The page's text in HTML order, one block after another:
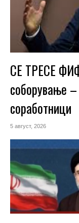
СЕ ТРЕСЕ
соборување –
соработници
5 август, 2026